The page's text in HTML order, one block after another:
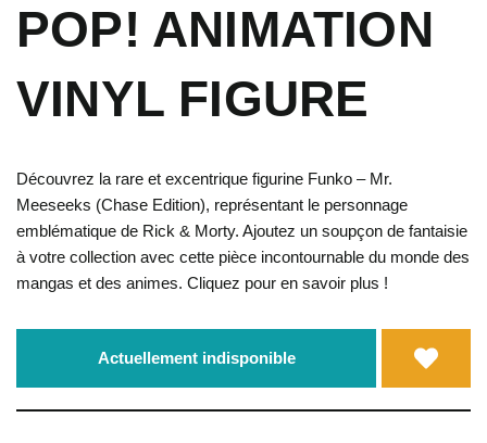
POP! ANIMATION
VINYL FIGURE
Découvrez la rare et excentrique figurine Funko – Mr.
Meeseeks (Chase Edition), représentant le personnage
emblématique de Rick & Morty. Ajoutez un soupçon de fantaisie
à votre collection avec cette pièce incontournable du monde des
mangas et des animes. Cliquez pour en savoir plus !
Actuellement indisponible